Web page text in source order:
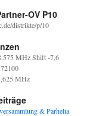
OV P10
distrikte/p/10
MHz Shift -7,6
MHz
& Parhelia